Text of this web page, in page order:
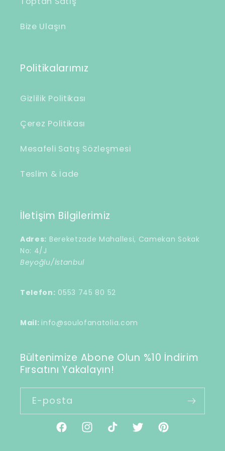
Bize Ulaşın
Politikalarımız
Gizlilik Politikası
Çerez Politikası
Mesafeli Satış Sözleşmesi
Teslim & İade
İletişim Bilgilerimiz
Adres: Bereketzade Mahallesi, Camekan Sokak
No: 4/J
Beyoğlu/İstanbul
Telefon: 0553 745 80 52
Mail: info@soulofanatolia.com
Bültenimize Abone Olun %10 İndirim
Fırsatını Yakalayın!
E-posta
FacebookInstagram
TikTok TwitterPinterest